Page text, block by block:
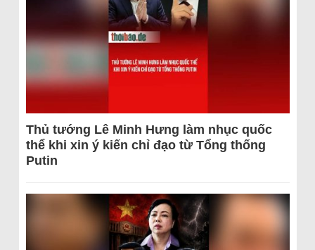
Thủ tướng Lê Minh Hưng làm nhục quốc
thể khi xin ý kiến chỉ đạo từ Tổng thống
Putin